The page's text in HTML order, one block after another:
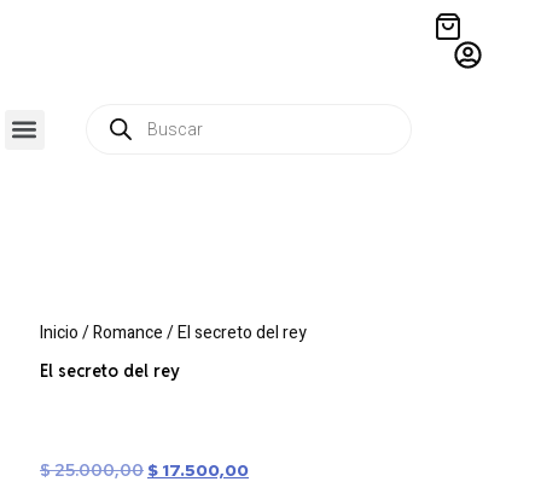
Inicio/Romance/ El secreto del rey
El secreto del rey
$25.000,00 $ 17.500,00